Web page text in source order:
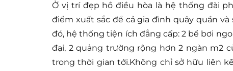
Ở vị trí đẹp hồ điều hòa là hệ thống đài
điểm xuất sắc để cả gia đình quây quần
đó, hệ thống tiện ích đẳng cấp: 2 bể bơi
đại, 2 quảng trường rộng hơn 2 ngàn m2
trong thời gian tới.Không chỉ sở hữu liên